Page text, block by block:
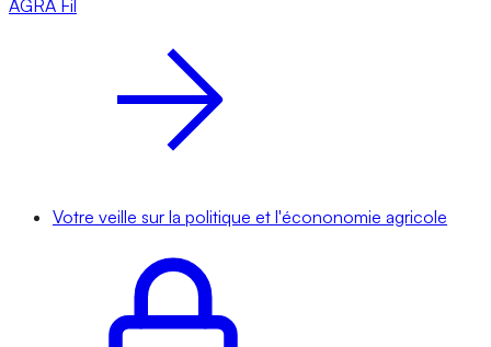
AGRA Fil
Votre veille sur la politique et l'écononomie agricole